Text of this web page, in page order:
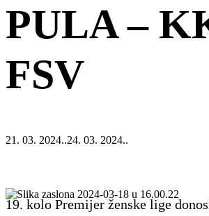
PULA –
FSV
21. 03. 2024..24. 03. 2024..
19. kolo Premijer ženske lige